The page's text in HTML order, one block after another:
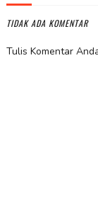
TIDAK ADA KOMENTAR
Tulis Komentar